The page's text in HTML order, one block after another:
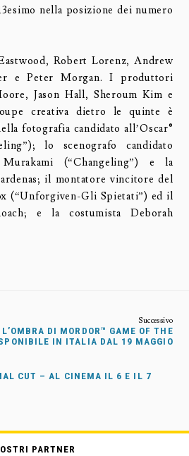
nella posizione dei numero
Robert Lorenz, Andrew
e Peter Morgan. I produttori
Jason Hall, Sheroum Kim e
creativa dietro le quinte è
fotografia candidato all’Oscar®
lo scenografo candidato
Murakami (“Changeling”) e la
il montatore vincitore del
(“Unforgiven-Gli Spietati”) ed il
e la costumista Deborah
DI MORDOR™ GAME OF THE
IN ITALIA DAL 19 MAGGIO
CUT – AL CINEMA IL 6 E IL 7
PARTNER